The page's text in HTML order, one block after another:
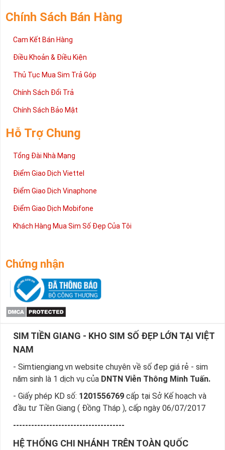
cấp trong bài viết này sẽ giúp bạn hiểu rõ ý nghĩa và các bước đặt
mua sim số tại Sim Tiền Giang nhanh chóng nhất.
Chúc quý khách tìm được chiếc sim Tứ quý 2 như ý!
Chính Sách Bán Hàng
Cam Kết Bán Hàng
Điều Khoản & Điều Kiện
Thủ Tục Mua Sim Trả Góp
Chính Sách Đổi Trả
Chính Sách Bảo Mật
Hỗ Trợ Chung
Tổng Đài Nhà Mạng
Điểm Giao Dịch Viettel
Điểm Giao Dịch Vinaphone
Điểm Giao Dịch Mobifone
Khách Hàng Mua Sim Số Đẹp Của Tôi
Chứng nhận
SIM TIỀN GIANG - KHO SIM SỐ ĐẸP LỚN TẠI VIỆT
NAM
- Simtiengiang.vn website chuyên về số đẹp giá rẻ - sim
năm sinh là 1 dịch vụ của DNTN Viễn Thông Minh Tuấn.
- Giấy phép KD số: 1201556769 cấp tại Sở Kế hoạch và
đầu tư Tiền Giang ( Đồng Tháp ), cấp ngày 06/07/2017
-------------------------------------
HỆ THỐNG CHI NHÁNH TRÊN TOÀN QUỐC